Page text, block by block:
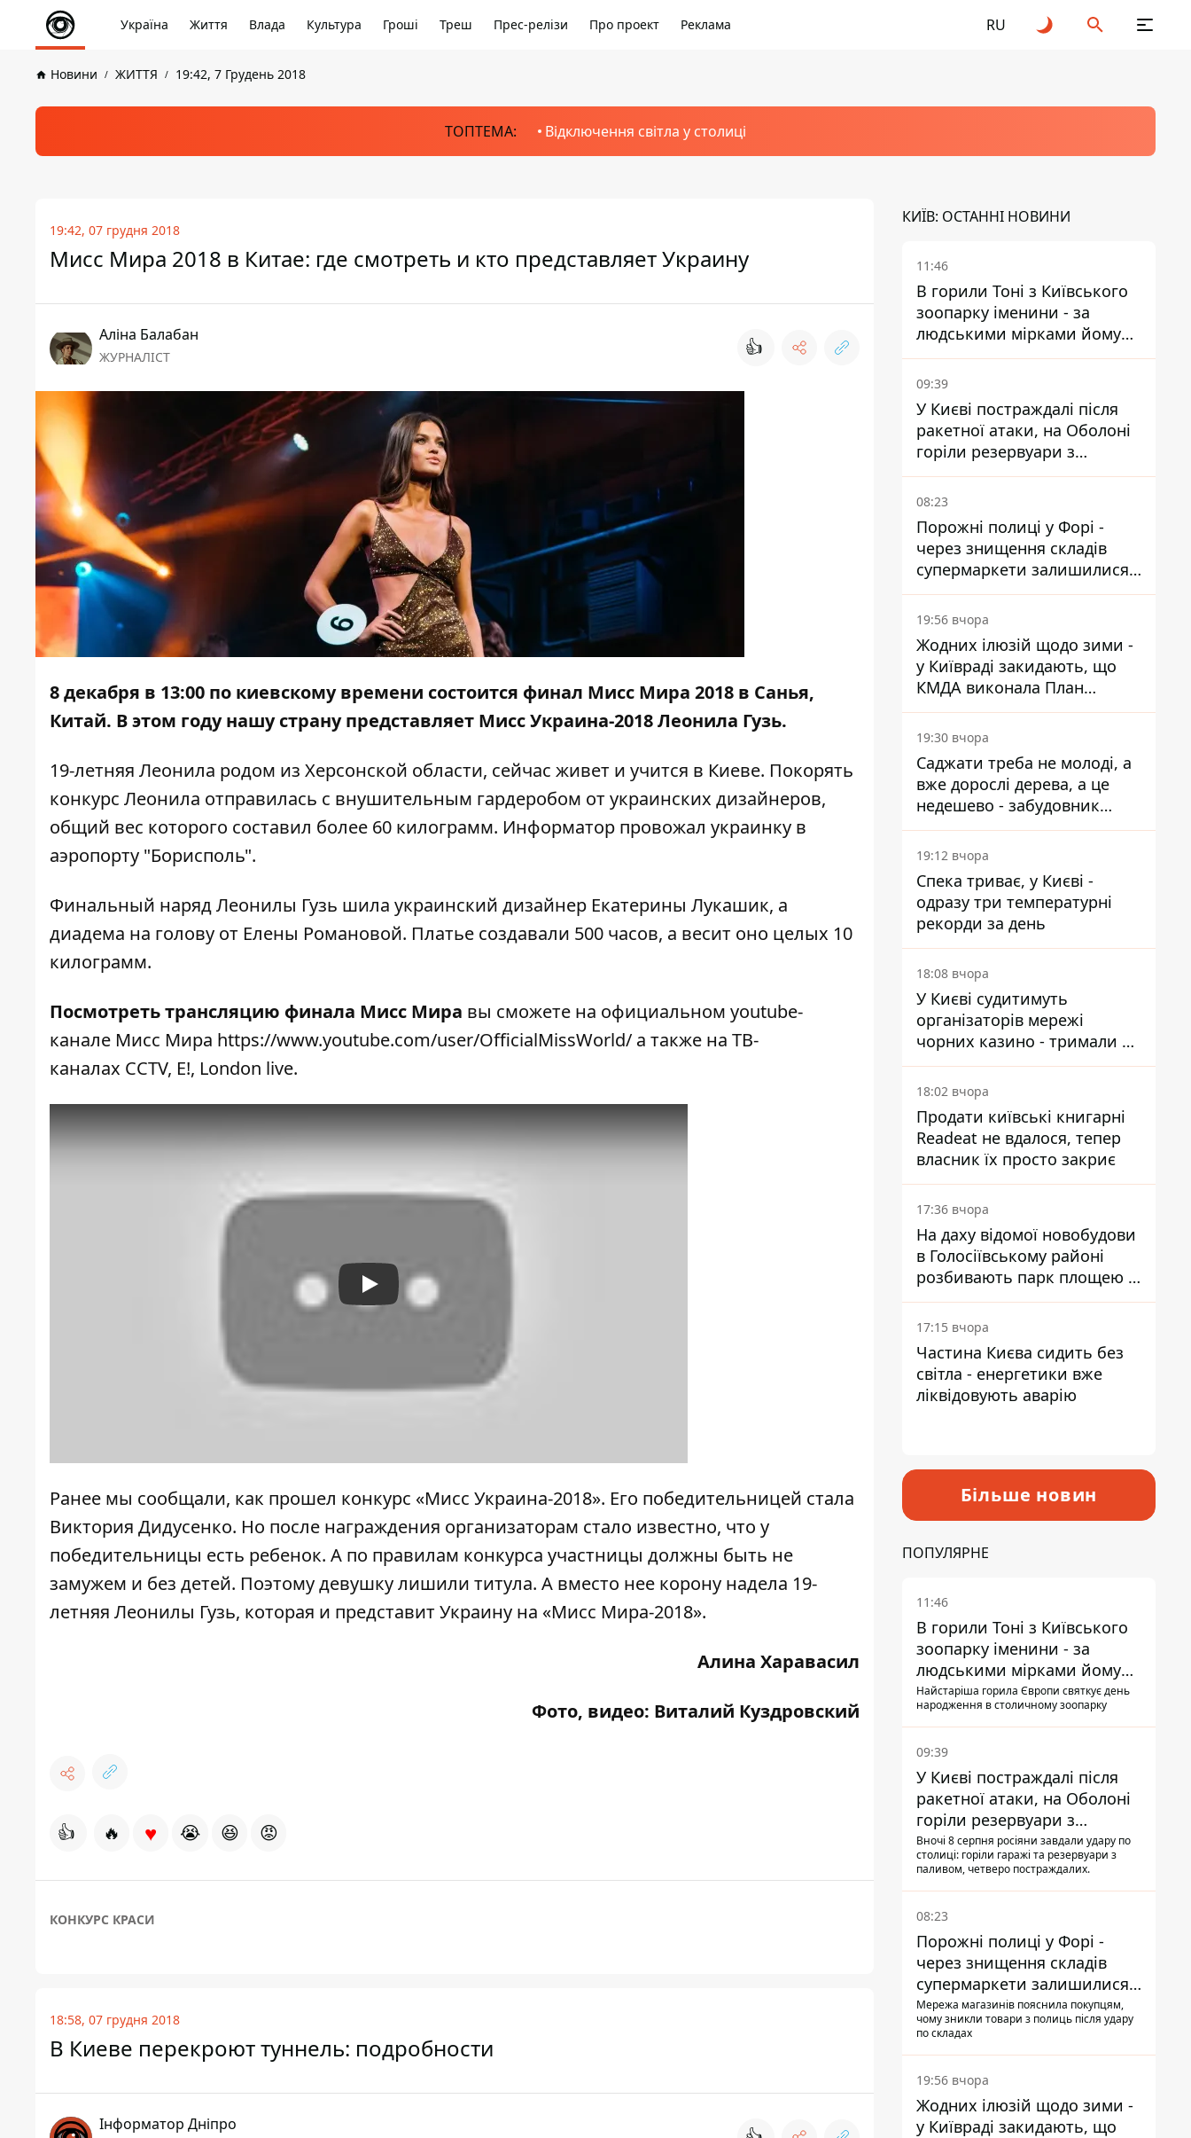
Україна Життя Влада Культура Гроші Треш Прес-релізи Про проект Реклама RU
Новини ЖИТТЯ 19:42, 7 Грудень 2018
ТОПТЕМА: Відключення світла у столиці
19:42, 07 грудня 2018
Мисс Мира 2018 в Китае: где смотреть и кто представляет Украину
Аліна Балабан
ЖУРНАЛІСТ 👍
8 декабря в 13:00 по киевскому времени состоится финал Мисс Мира 2018 в Санья,
Китай. В этом году нашу страну представляет Мисс Украина-2018 Леонила Гузь.
19-летняя Леонила родом из Херсонской области, сейчас живет и учится в Киеве. Покорять
конкурс Леонила отправилась с внушительным гардеробом от украинских дизайнеров,
общий вес которого составил более 60 килограмм. Информатор провожал украинку в
аэропорту "Борисполь".
Финальный наряд Леонилы Гузь шила украинский дизайнер Екатерины Лукашик, а
диадема на голову от Елены Романовой. Платье создавали 500 часов, а весит оно целых 10
килограмм.
Посмотретьтрансляцию финала Мисс Мира вы сможете на официальном youtube-
канале Мисс Мира https://www.youtube.com/user/OfficialMissWorld/ а также на ТВ-
каналах CCTV, E!, London live.
Play
Ранее мы сообщали, как прошел конкурс «Мисс Украина-2018». Его победительницей стала
Виктория Дидусенко. Но после награждения организаторам стало известно, что у
победительницы есть ребенок. А по правилам конкурса участницы должны быть не
замужем и без детей. Поэтому девушкулишили титула. А вместо нее корону надела 19-
летняя Леонилы Гузь, которая и представит Украину на «Мисс Мира-2018».
Алина Харавасил
Фото, видео: Виталий Куздровский
👍 🔥 ♥ 😭 😆 😡
КОНКУРС КРАСИ
18:58, 07 грудня 2018
В Киеве перекроют туннель: подробности
Інформатор Дніпро
КИЇВ: ОСТАННІ НОВИНИ
11:46
В горили Тоні з Київського
зоопарку іменини - за
людськими мірками йому
вже понад 90 років
09:39
У Києві постраждалі після
ракетної атаки, на Оболоні
горіли резервуари з
паливом
08:23
Порожні полиці у Форі -
через знищення складів
супермаркети залишилися
без асортименту
19:56 вчора
Жодних ілюзій щодо зими -
у Київраді закидають, що
КМДА виконала План
стійкості на 20%
19:30 вчора
Саджати треба не молоді, а
вже дорослі дерева, а це
недешево - забудовник
Ніконов
19:12 вчора
Спека триває, у Києві -
одразу три температурні
рекорди за день
18:08 вчора
У Києві судитимуть
організаторів мережі
чорних казино - тримали 39
закладів
18:02 вчора
Продати київські книгарні
Readeat не вдалося, тепер
власник їх просто закриє
17:36 вчора
На даху відомої новобудови
в Голосіївському районі
розбивають парк площею в
гектар
17:15 вчора
Частина Києва сидить без
світла - енергетики вже
ліквідовують аварію
Більше новин
ПОПУЛЯРНЕ
11:46
В горили Тоні з Київського
зоопарку іменини - за
людськими мірками йому
вже понад 90 років
Найстаріша горила Європи святкує день
народження в столичному зоопарку
09:39
У Києві постраждалі після
ракетної атаки, на Оболоні
горіли резервуари з
паливом
Вночі 8 серпня росіяни завдали удару по
столиці: горіли гаражі та резервуари з
паливом, четверо постраждалих.
08:23
Порожні полиці у Форі -
через знищення складів
супермаркети залишилися
без асортименту
Мережа магазинів пояснила покупцям,
чому зникли товари з полиць після удару
по складах
19:56 вчора
Жодних ілюзій щодо зими -
у Київраді закидають, що